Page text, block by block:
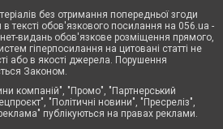
без отримання попередньої згоди
тексті обов'язкового посилання на 056.ua -
видань обов'язкове розміщення прямого,
гіперпосилання на цитовані статті не
або в якості джерела. Порушення
Законом.
компаній", "Промо", "Партнерський
"Політичні новини", "Пресреліз",
публікуються на правах реклами.